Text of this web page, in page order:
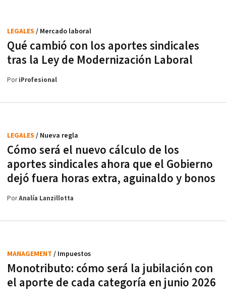
Qué cambió con los aportes sindicales
tras la Ley de Modernización Laboral
LEGALES / Mercado laboral
PoriProfesional
Cómo será el nuevo cálculo de los
aportes sindicales ahora que el Gobierno
dejó fuera horas extra, aguinaldo y bonos
LEGALES / Nueva regla
PorAnalía Lanzillotta
Monotributo: cómo será la jubilación con
el aporte de cada categoría en junio 2026
MANAGEMENT / Impuestos